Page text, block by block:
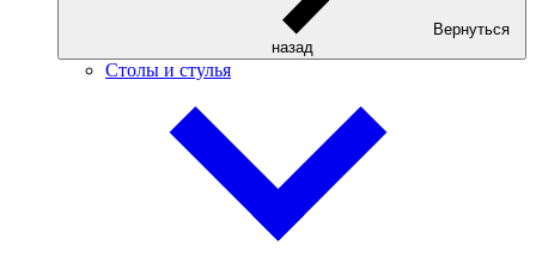
Вернуться
назад
Столы и стулья